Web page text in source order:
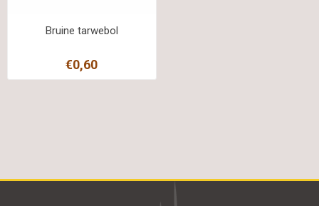
Bruine tarwebol
€0,60